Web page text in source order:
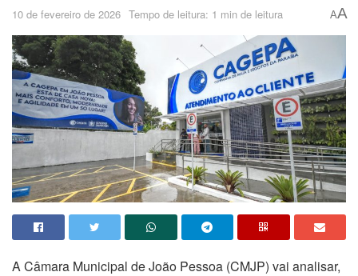
10 de fevereiro de 2026 Tempo de leitura: 1 min de leitura AA
A Câmara Municipal de João Pessoa (CMJP) vai analisar,